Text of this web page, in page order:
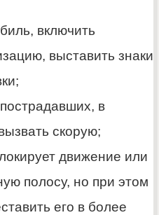
включить
выставить знаки
в
скорую;
движение или
полосу, но при этом
его в более